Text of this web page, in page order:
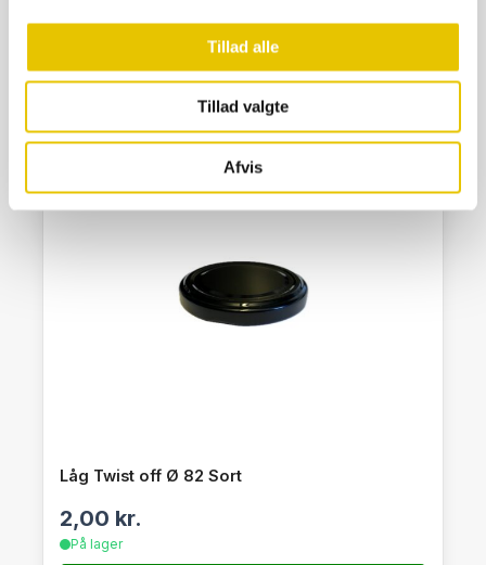
Tillad alle
Tillad valgte
Afvis
SE DETALJER
Låg Twist off Ø 82 Sort
2,00 kr.
På lager